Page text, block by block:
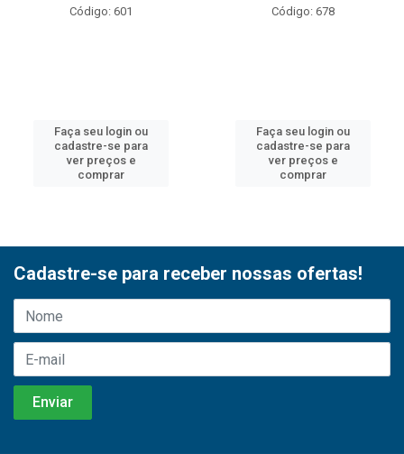
Código: 601
Faça seu login ou
cadastre-se para
ver preços e
comprar
Código: 678
Faça seu login ou
cadastre-se para
ver preços e
comprar
Cadastre-se para receber nossas ofertas!